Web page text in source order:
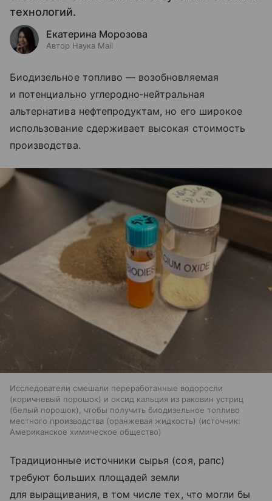
технологий.
Екатерина Морозова
Автор Наука Mail
Биодизельное топливо — возобновляемая
и потенциально углеродно‑нейтральная
альтернатива нефтепродуктам, но его широкое
использование сдерживает высокая стоимость
производства.
Исследователи смешали переработанные водоросли
(коричневый порошок) и оксид кальция из раковин устриц
(белый порошок), чтобы получить биодизельное топливо
местного производства (оранжевая жидкость)
источник:
Американское химическое общество
Традиционные источники сырья (соя, рапс)
требуют больших площадей земли
для выращивания, в том числе тех, что могли бы